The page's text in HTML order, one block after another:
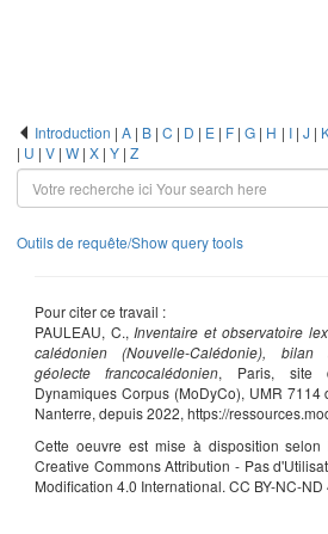
Introduction |A | B |C | D | E | F |G | H | I| J |
| U | V| W| X| Y| Z
Outils de requête/Show query tools
Pour citer ce travail :
PAULEAU, C., Inventaire et observatoire
calédonien (Nouvelle-Calédonie),
géolecte francocalédonien, Paris, site
Dynamiques Corpus (MoDyCo), UMR
Nanterre, depuis 2022, https://
Cette oeuvre est mise à disposition
Creative Commons Attribution - Pas
Modification 4.0 International. CC BY-NC-ND